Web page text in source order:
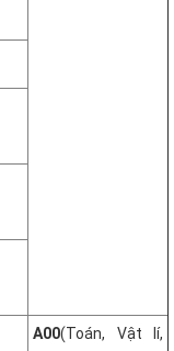
A00(Toán, Vật lí,